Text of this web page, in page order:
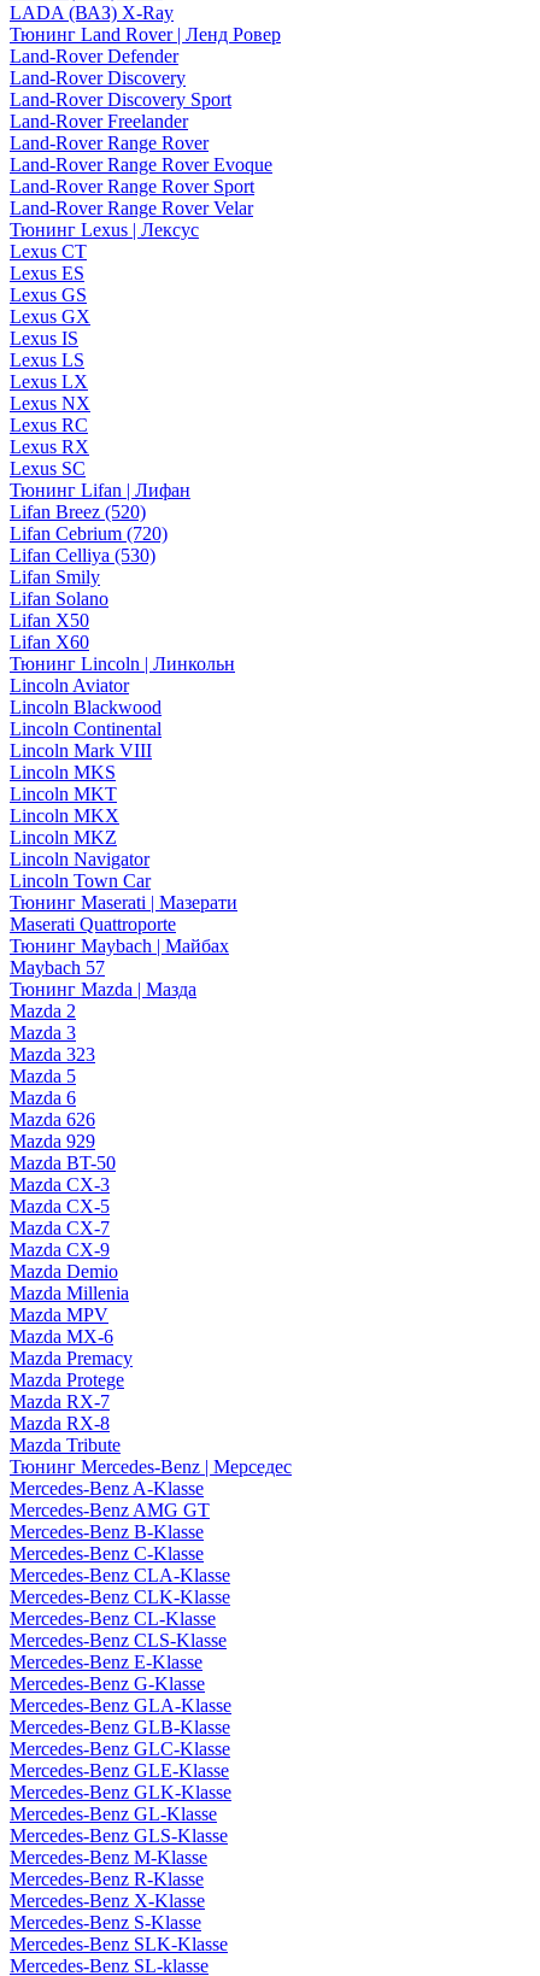
LADA (ВАЗ) X-Ray
Тюнинг Land Rover | Ленд Ровер
Land-Rover Defender
Land-Rover Discovery
Land-Rover Discovery Sport
Land-Rover Freelander
Land-Rover Range Rover
Land-Rover Range Rover Evoque
Land-Rover Range Rover Sport
Land-Rover Range Rover Velar
Тюнинг Lexus | Лексус
Lexus CT
Lexus ES
Lexus GS
Lexus GX
Lexus IS
Lexus LS
Lexus LX
Lexus NX
Lexus RC
Lexus RX
Lexus SC
Тюнинг Lifan | Лифан
Lifan Breez (520)
Lifan Cebrium (720)
Lifan Celliya (530)
Lifan Smily
Lifan Solano
Lifan X50
Lifan X60
Тюнинг Lincoln | Линкольн
Lincoln Aviator
Lincoln Blackwood
Lincoln Continental
Lincoln Mark VIII
Lincoln MKS
Lincoln MKT
Lincoln MKX
Lincoln MKZ
Lincoln Navigator
Lincoln Town Car
Тюнинг Maserati | Мазерати
Maserati Quattroporte
Тюнинг Maybach | Майбах
Maybach 57
Тюнинг Mazda | Мазда
Mazda 2
Mazda 3
Mazda 323
Mazda 5
Mazda 6
Mazda 626
Mazda 929
Mazda BT-50
Mazda CX-3
Mazda CX-5
Mazda CX-7
Mazda CX-9
Mazda Demio
Mazda Millenia
Mazda MPV
Mazda MX-6
Mazda Premacy
Mazda Protege
Mazda RX-7
Mazda RX-8
Mazda Tribute
Тюнинг Mercedes-Benz | Мерседес
Mercedes-Benz A-Klasse
Mercedes-Benz AMG GT
Mercedes-Benz B-Klasse
Mercedes-Benz C-Klasse
Mercedes-Benz CLA-Klasse
Mercedes-Benz CLK-Klasse
Mercedes-Benz CL-Klasse
Mercedes-Benz CLS-Klasse
Mercedes-Benz E-Klasse
Mercedes-Benz G-Klasse
Mercedes-Benz GLA-Klasse
Mercedes-Benz GLB-Klasse
Mercedes-Benz GLC-Klasse
Mercedes-Benz GLE-Klasse
Mercedes-Benz GLK-Klasse
Mercedes-Benz GL-Klasse
Mercedes-Benz GLS-Klasse
Mercedes-Benz M-Klasse
Mercedes-Benz R-Klasse
Mercedes-Benz X-Klasse
Mercedes-Benz S-Klasse
Mercedes-Benz SLK-Klasse
Mercedes-Benz SL-klasse